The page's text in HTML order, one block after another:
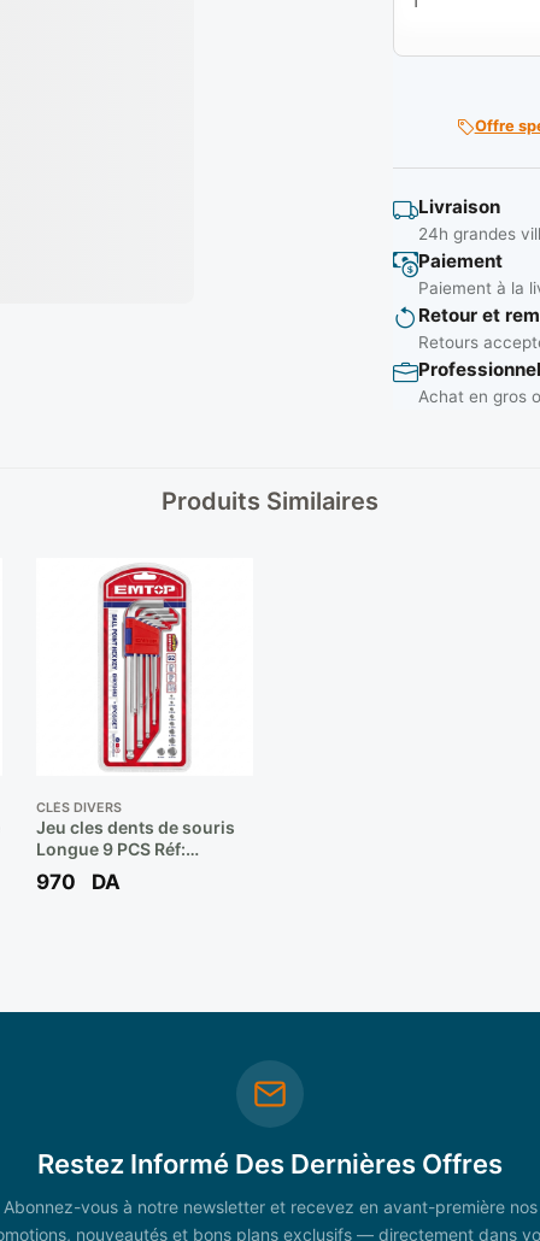
Offre
Livraison
24h grandes
Paiement
Paiement à la
Retour et
Retours
Achat en gros
Produits Similaires
CLÉS DIVERS
Jeu cles dents de souris
Longue 9 PCS Réf:
EHKY3092 ** EMTOP
970 DA
Restez Informé Des Dernières Offres
Abonnez-vous à notre newsletter et recevez en avant-première nos
nouveautés et bons plans exclusifs — directement dans